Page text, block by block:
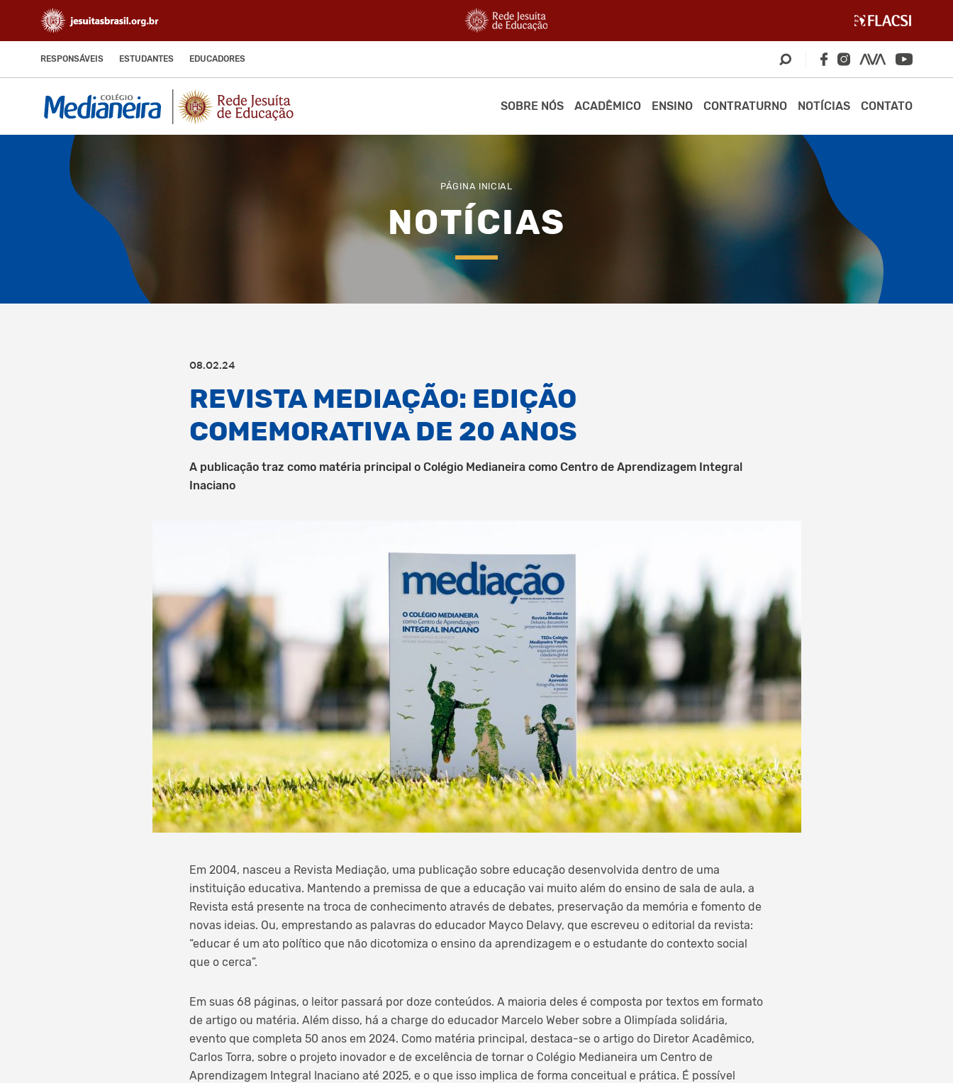
RESPONSÁVEIS ESTUDANTES EDUCADORES
SOBRE NÓS ACADÊMICO ENSINO CONTRATURNO NOTÍCIAS CONTATO
PÁGINA INICIAL
NOTÍCIAS
08.02.24
REVISTA MEDIAÇÃO: EDIÇÃO
COMEMORATIVA DE 20 ANOS
A publicação traz como matéria principal o Colégio Medianeira como Centro de Aprendizagem Integral
Inaciano
Em 2004, nasceu a Revista Mediação, uma publicação sobre educação desenvolvida dentro de uma
instituição educativa. Mantendo a premissa de que a educação vai muito além do ensino de sala de aula, a
Revista está presente na troca de conhecimento através de debates, preservação da memória e fomento de
novas ideias. Ou, emprestando as palavras do educador Mayco Delavy, que escreveu o editorial da revista:
“educar é um ato político que não dicotomiza o ensino da aprendizagem e o estudante do contexto social
que o cerca”.
Em suas 68 páginas, o leitor passará por doze conteúdos. A maioria deles é composta por textos em formato
de artigo ou matéria. Além disso, há a charge do educador Marcelo Weber sobre a Olimpíada solidária,
evento que completa 50 anos em 2024. Como matéria principal, destaca-se o artigo do Diretor Acadêmico,
Carlos Torra, sobre o projeto inovador e de excelência de tornar o Colégio Medianeira um Centro de
Aprendizagem Integral Inaciano até 2025, e o que isso implica de forma conceitual e prática. É possível